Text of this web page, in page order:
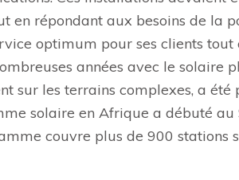
en répondant aux besoins de la
optimum pour ses clients tout
années avec le solaire
sur les terrains complexes, a été
solaire en Afrique a débuté au
couvre plus de 900 stations